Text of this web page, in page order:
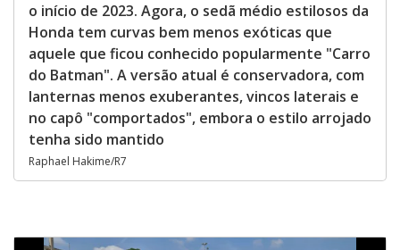
o início de 2023. Agora, o sedã médio estilosos da
Honda tem curvas bem menos exóticas que
aquele que ficou conhecido popularmente "Carro
do Batman". A versão atual é conservadora, com
lanternas menos exuberantes, vincos laterais e
no capô "comportados", embora o estilo arrojado
tenha sido mantido
Raphael Hakime/R7